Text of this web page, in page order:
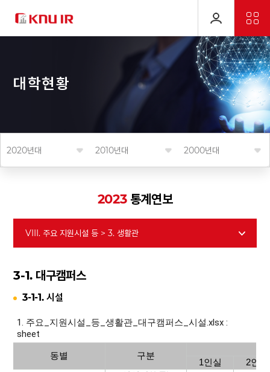
대 학현황
2020년대 2010년대 2000년대
2023통계연보
VIII. 주요 지원시설 등 > 3. 생활관
3-1. 대구캠퍼스
3-1-1. 시설